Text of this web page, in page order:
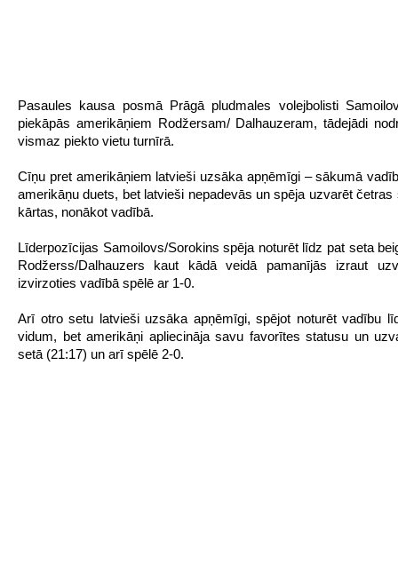
Pasaules kausa posmā Prāgā pludmales volejbolisti
piekāpās amerikāņiem Rodžersam/ Dalhauzeram, tādejādi
vismaz piekto vietu turnīrā.
Cīņu pret amerikāņiem latvieši uzsāka apņēmīgi – sākumā
amerikāņu duets, bet latvieši nepadevās un spēja uzvarēt
kārtas, nonākot vadībā.
Līderpozīcijas Samoilovs/Sorokins spēja noturēt līdz pat seta
Rodžerss/Dalhauzers kaut kādā veidā pamanījās izraut
izvirzoties vadībā spēlē ar 1-0.
Arī otro setu latvieši uzsāka apņēmīgi, spējot noturēt vadību
vidum, bet amerikāņi apliecināja savu favorītes statusu un
setā (21:17) un arī spēlē 2-0.